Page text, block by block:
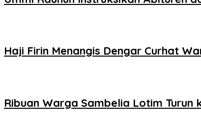
Haji Firin Menangis Dengar Curhat
Ribuan Warga Sambelia Lotim Turun